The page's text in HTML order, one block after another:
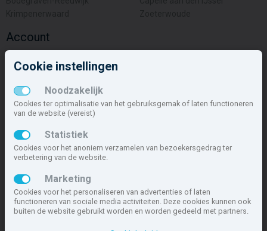
Account
Inschrijven
Overige
Contact
Zakelijk
Deze site maakt deel uit van
meer dan 85.466 nieuwbouwwoningen in 1.621 projecten de meest
complete nieuwbouwsite van Nederland.
Cookie instellingen
Noodzakelijk
Cookies ter optimalisatie van het gebruiksgemak of laten functioneren
van de website (vereist)
Statistiek
Cookies voor het anoniem verzamelen van bezoekersgedrag ter
verbetering van de website.
Marketing
Cookies voor het personaliseren van advertenties of laten
functioneren van sociale media activiteiten. Deze cookies kunnen ook
buiten de website gebruikt worden en worden gedeeld met partners.